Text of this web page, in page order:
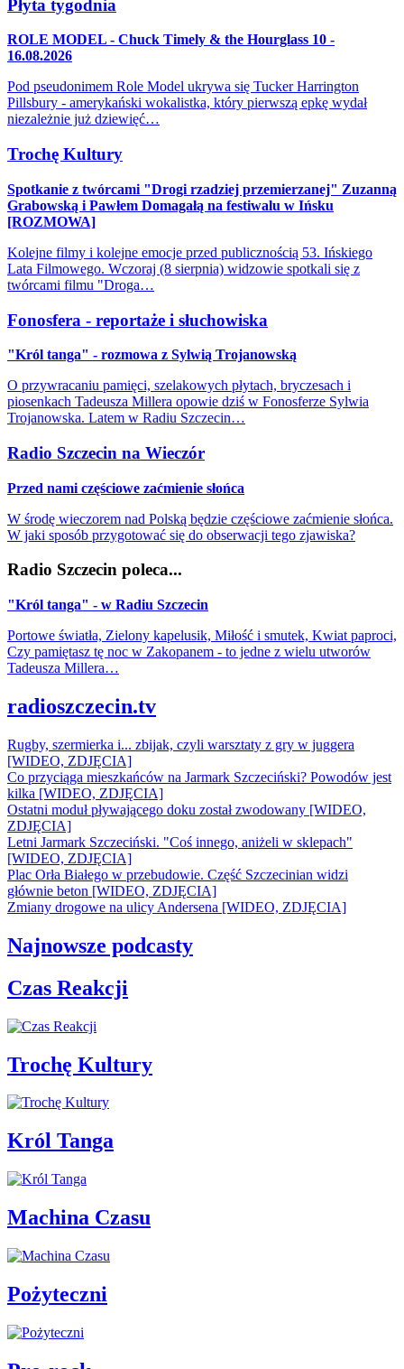
Płyta tygodnia
ROLE MODEL - Chuck Timely & the Hourglass 10 -
16.08.2026
Pod pseudonimem Role Model ukrywa się Tucker Harrington
Pillsbury - amerykański wokalistka, który pierwszą epkę wydał
niezależnie już dziewięć…
Trochę Kultury
Spotkanie z twórcami "Drogi rzadziej przemierzanej" Zuzanną
Grabowską i Pawłem Domagałą na festiwalu w Ińsku
[ROZMOWA]
Kolejne filmy i kolejne emocje przed publicznością 53. Ińskiego
Lata Filmowego. Wczoraj (8 sierpnia) widzowie spotkali się z
twórcami filmu "Droga…
Fonosfera - reportaże i słuchowiska
"Król tanga" - rozmowa z Sylwią Trojanowską
O przywracaniu pamięci, szelakowych płytach, bryczesach i
piosenkach Tadeusza Millera opowie dziś w Fonosferze Sylwia
Trojanowska. Latem w Radiu Szczecin…
Radio Szczecin na Wieczór
Przed nami częściowe zaćmienie słońca
W środę wieczorem nad Polską będzie częściowe zaćmienie słońca.
W jaki sposób przygotować się do obserwacji tego zjawiska?
Radio Szczecin poleca...
"Król tanga" - w Radiu Szczecin
Portowe światła, Zielony kapelusik, Miłość i smutek, Kwiat paproci,
Czy pamiętasz tę noc w Zakopanem - to jedne z wielu utworów
Tadeusza Millera…
radioszczecin.tv
Rugby, szermierka i... zbijak, czyli warsztaty z gry w juggera
[WIDEO, ZDJĘCIA]
Co przyciąga mieszkańców na Jarmark Szczeciński? Powodów jest
kilka [WIDEO, ZDJĘCIA]
Ostatni moduł pływającego doku został zwodowany [WIDEO,
ZDJĘCIA]
Letni Jarmark Szczeciński. "Coś innego, aniżeli w sklepach"
[WIDEO, ZDJĘCIA]
Plac Orła Białego w przebudowie. Część Szczecinian widzi
głównie beton [WIDEO, ZDJĘCIA]
Zmiany drogowe na ulicy Andersena [WIDEO, ZDJĘCIA]
Najnowsze podcasty
Czas Reakcji
Trochę Kultury
Król Tanga
Machina Czasu
Pożyteczni